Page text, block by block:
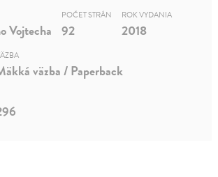
Vojtecha
POČET STRÁN
92
ROK VYDANIA
2018
väzba / Paperback